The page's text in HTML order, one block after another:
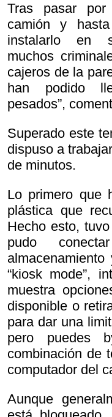
Tras pasar por
camión y
instalarlo en
muchos
cajeros de la
han podido
pesados”,
Superado este
dispuso a
de minutos.
Lo primero que
plástica que
Hecho esto,
pudo
“kiosk mode”,
muestra
disponible o
para dar una
pero puedes
combinación de
computador del
Aunque